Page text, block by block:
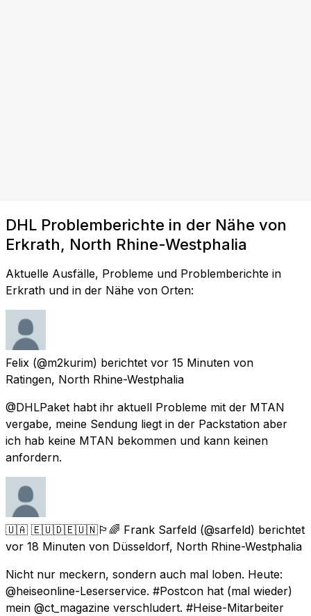
DHL Problemberichte in der Nähe von
Erkrath, North Rhine-Westphalia
Aktuelle Ausfälle, Probleme und Problemberichte in
Erkrath und in der Nähe von Orten:
Felix (@m2kurim) berichtet vor 15 Minuten von
Ratingen, North Rhine-Westphalia
@DHLPaket habt ihr aktuell Probleme mit der MTAN
vergabe, meine Sendung liegt in der Packstation aber
ich hab keine MTAN bekommen und kann keinen
anfordern.
🇺🇦 🇪🇺🇩🇪🇺🇳🏳️‍🌈 Frank Sarfeld (@sarfeld) berichtet
vor 18 Minuten von Düsseldorf, North Rhine-Westphalia
Nicht nur meckern, sondern auch mal loben. Heute:
@heiseonline-Leserservice. #Postcon hat (mal wieder)
mein @ct_magazine verschludert. #Heise-Mitarbeiter